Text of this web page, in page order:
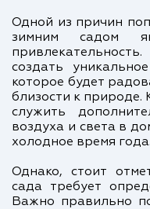
Одной из причин
зимним садом
создать
которое будет
близости к природе.
служить
воздуха и света в
холодное время года.
Однако, стоит
сада требует
Важно правильно